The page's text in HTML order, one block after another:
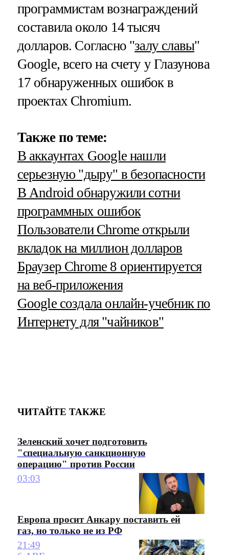
программистам вознаграждений
составила около 14 тысяч
долларов. Согласно "залу славы"
Google, всего на счету у Глазунова
17 обнаруженных ошибок в
проектах Chromium.
Также по теме:
В аккаунтах Googleнашли
серьезную "дыру" в безопасности
В Android обнаружили сотни
программных ошибок
Пользователи Chrome открыли
вкладок на миллион долларов
Браузер Chrome 8 ориентируется
на веб-приложения
Google создала онлайн-учебник по
Интернету для "чайников"
ЧИТАЙТЕ ТАКЖЕ
Зеленский хочет подготовить
"специальную санкционную
операцию" против России
03:03
Европа просит Анкару поставить ей
газ, но только не из РФ
21:49